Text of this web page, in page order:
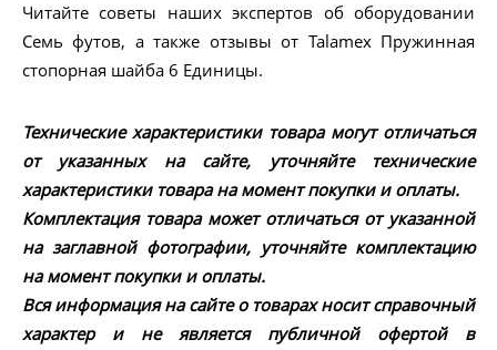
Читайте советы наших экспертов об оборудовании
Семь футов, а также отзывы от Talamex Пружинная
стопорная шайба 6 Единицы.
Технические характеристики товара могут отличаться
от указанных на сайте, уточняйте технические
характеристики товара на момент покупки и оплаты.
Комплектация товара может отличаться от указанной
на заглавной фотографии, уточняйте комплектацию
на момент покупки и оплаты.
Вся информация на сайте о товарах носит справочный
характер и не является публичной офертой в